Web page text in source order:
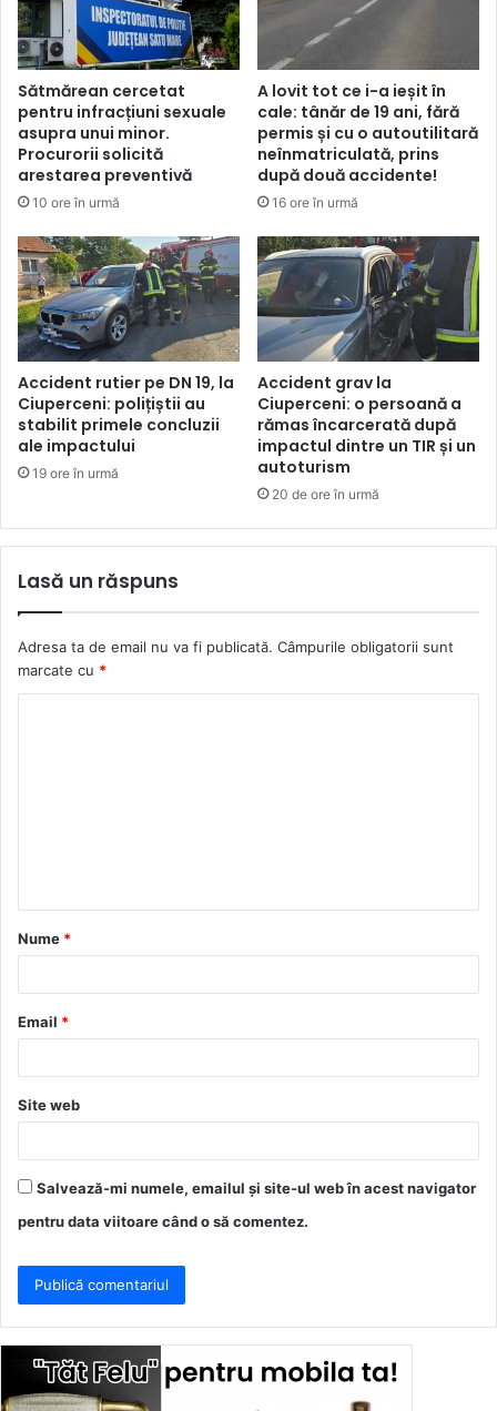
Sătmărean cercetat
pentru infracțiuni sexuale
asupra unui minor.
Procurorii solicită
arestarea preventivă
10 ore în urmă
A lovit tot ce i-a ieșit în
cale: tânăr de 19 ani, fără
permis și cu o autoutilitară
neînmatriculată, prins
după două accidente!
16 ore în urmă
Accident rutier pe DN 19, la
Ciuperceni: polițiștii au
stabilit primele concluzii
ale impactului
19 ore în urmă
Accident grav la
Ciuperceni: o persoană a
rămas încarcerată după
impactul dintre un TIR și un
autoturism
20 de ore în urmă
Lasă un răspuns
Adresa ta de email nu va fi publicată. Câmpurile obligatorii sunt
marcate cu *
a
r
*
Nume *
Email *
Site web
Salvează-mi numele, emailul și site-ul web în acest navigator
pentru data viitoare când o să comentez.